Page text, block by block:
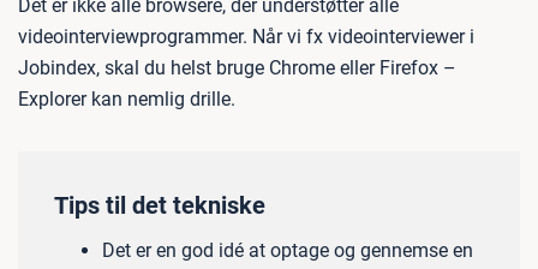
Det er ikke alle browsere, der understøtter alle
videointerviewprogrammer. Når vi fx videointerviewer i
Jobindex, skal du helst bruge Chrome eller Firefox –
Explorer kan nemlig drille.
Tips til det tekniske
Det er en god idé at optage og gennemse en